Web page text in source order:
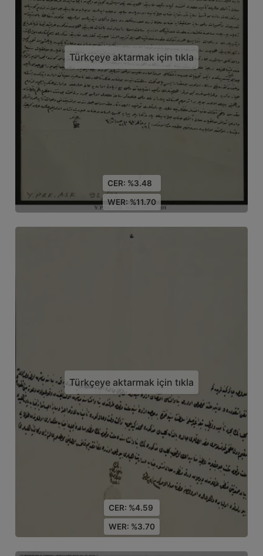
CER: %3.48
WER: %11.70
Türkçeye aktarmak için tıkla
CER: %4.59
WER: %3.70
Türkçeye aktarmak için tıkla